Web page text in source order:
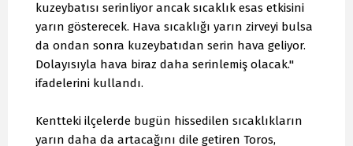
kuzeybatısı serinliyor ancak sıcaklık esas etkisini
yarın gösterecek. Hava sıcaklığı yarın zirveyi bulsa
da ondan sonra kuzeybatıdan serin hava geliyor.
Dolayısıyla hava biraz daha serinlemiş olacak."
ifadelerini kullandı.
Kentteki ilçelerde bugün hissedilen sıcaklıkların
yarın daha da artacağını dile getiren Toros,